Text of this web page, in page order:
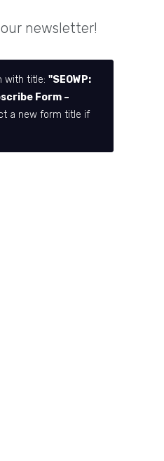
newsletter!
with title:"SEOWP:
Form –
a new form title if